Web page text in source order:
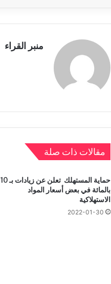
منبر القراء
مقالات ذات صلة
حماية المستهلك تعلن عن زيادات بـ 10
بالمائة في بعض أسعار المواد
الاستهلاكية
2022-01-30